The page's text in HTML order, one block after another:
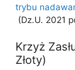
trybu
(Dz.U. 2021
Krzyż
Złoty)